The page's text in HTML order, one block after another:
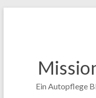
Ein Autopflege